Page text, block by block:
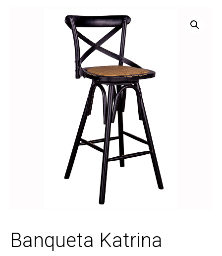
Banqueta Katrina